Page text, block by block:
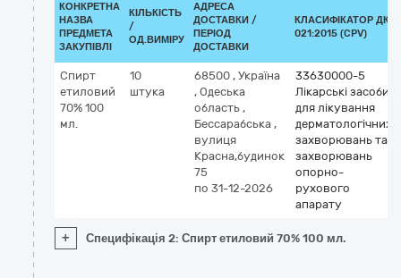
КОНКРЕТНА
НАЗВА
ПРЕДМЕТА
ЗАКУПІВЛІ
КІЛЬКІСТЬ
/
ОД.ВИМІРУ
АДРЕСА
ДОСТАВКИ /
ПЕРІОД
ДОСТАВКИ
КЛАСИФІКАТОР ДК
021:2015 (CPV)
Спирт
етиловий
70% 100
мл.
10
штука
68500 , Україна
, Одеська
область ,
Бессарабська ,
вулиця
Красна,будинок
75
по 31-12-2026
33630000-5
Лікарські засоби
для лікування
дерматологічних
захворювань та
захворювань
опорно-
рухового
апарату
+ Специфікація 2: Спирт етиловий 70% 100 мл.